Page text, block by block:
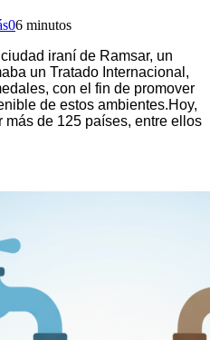
06 minutos
iraní de Ramsar, un
un Tratado Internacional,
con el fin de promover
de estos ambientes.Hoy,
más de 125 países, entre ellos